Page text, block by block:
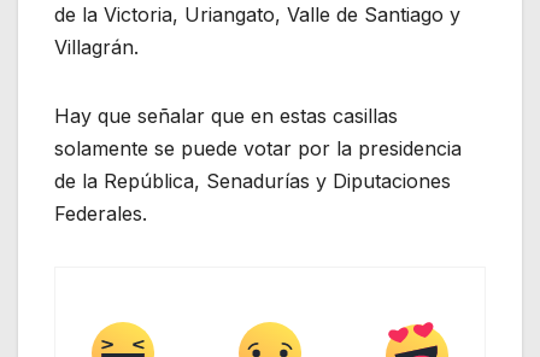
de la Victoria, Uriangato, Valle de Santiago y
Villagrán.
Hay que señalar que en estas casillas
solamente se puede votar por la presidencia
de la República, Senadurías y Diputaciones
Federales.